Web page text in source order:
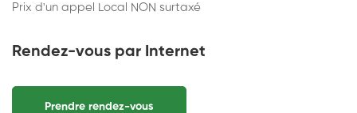
Prix d'un appel Local NON surtaxé
Rendez-vous par Internet
Prendre rendez-vous